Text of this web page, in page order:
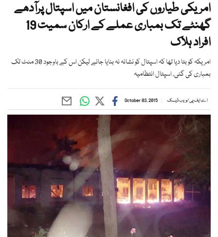
امریکی طیاروں کی افغانستان میں اسپتال پرآدھے
گھنٹے تک بمباری عملے کے ارکان سمیت 19
افراد ہلاک
امریکہ کو بتا دیا تھا کہ اسپتال کو نشانہ نہ بنایا جائے لیکن اس کے باوجود 30 منٹ تک
بمباری کی گئی، اسپتال انتظامیہ
اے ایف پی/ویب ڈیسک October 03, 2015